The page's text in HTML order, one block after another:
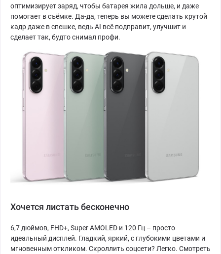
оптимизирует заряд, чтобы батарея жила дольше, и даже
помогает в съёмке. Да-да, теперь вы можете сделать крутой
кадр даже в спешке, ведь AI всё подправит, улучшит и
сделает так, будто снимал профи.
Хочется листать бесконечно
6,7 дюймов, FHD+, Super AMOLED и 120 Гц – просто
идеальный дисплей. Гладкий, яркий, с глубокими цветами и
мгновенным откликом. Скроллить соцсети? Легко. Смотреть